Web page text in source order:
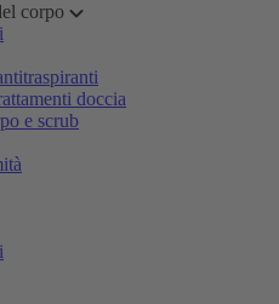
corpo
doccia
e scrub